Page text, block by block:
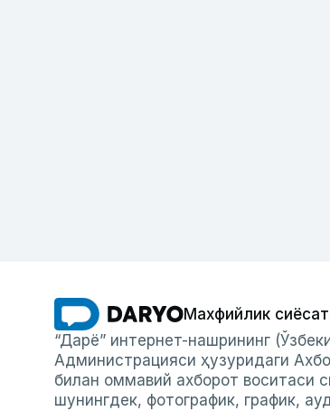
Махфийлик
“Дарё” интернет-нашрининг
Администрацияси ҳузуридаги
билан оммавий ахборот воситаси
шунингдек, фотографик, график,